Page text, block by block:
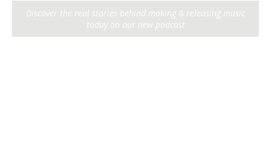
Discover the real stories behind making & releasing music
today on our new podcast